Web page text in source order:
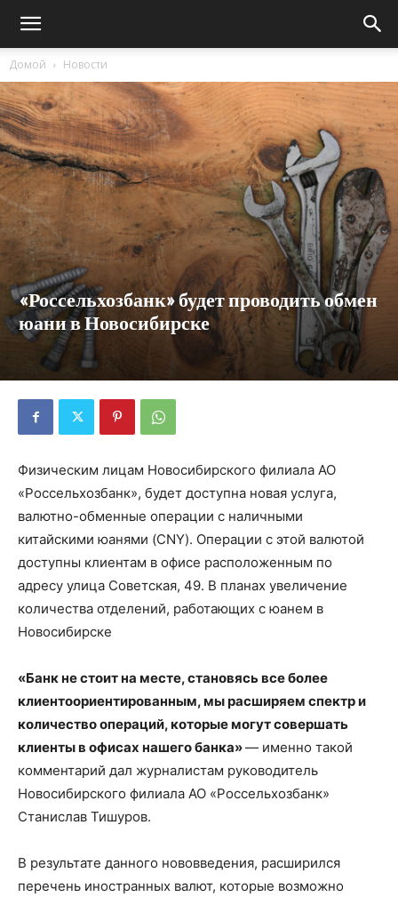
Домой Новости
«Россельхозбанк» будет проводить обмен
юани в Новосибирске
Физическим лицам Новосибирского филиала АО
«Россельхозбанк», будет доступна новая услуга,
валютно-обменные операции с наличными
китайскими юанями (CNY). Операции с этой валютой
доступны клиентам в офисе расположенным по
адресу улица Советская, 49. В планах увеличение
количества отделений, работающих с юанем в
Новосибирске
«Банк не стоит на месте, становясь все более
клиентоориентированным, мы расширяем спектр и
количество операций, которые могут совершать
клиенты в офисах нашего банка»— именно такой
комментарий дал журналистам руководитель
Новосибирского филиала АО «Россельхозбанк»
Станислав Тишуров.
В результате данного нововведения, расширился
перечень иностранных валют, которые возможно